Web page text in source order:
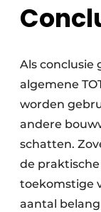
Als conclusie
algemene
worden
andere
schatten.
de
toekomstige
aantal